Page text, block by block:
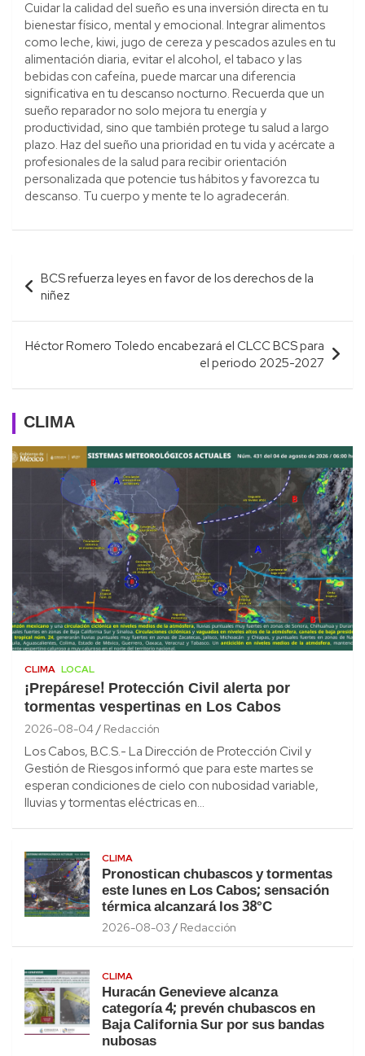
Cuidar la calidad del sueño es una inversión directa en tu
bienestar físico, mental y emocional. Integrar alimentos
como leche, kiwi, jugo de cereza y pescados azules en tu
alimentación diaria, evitar el alcohol, el tabaco y las
bebidas con cafeína, puede marcar una diferencia
significativa en tu descanso nocturno. Recuerda que un
sueño reparador no solo mejora tu energía y
productividad, sino que también protege tu salud a largo
plazo. Haz del sueño una prioridad en tu vida y acércate a
profesionales de la salud para recibir orientación
personalizada que potencie tus hábitos y favorezca tu
descanso. Tu cuerpo y mente te lo agradecerán.
Navegación
de
entradas
BCS refuerza leyes en favor de los derechos de la
niñez
Héctor Romero Toledo encabezará el CLCC BCS para
el periodo 2025-2027
CLIMA
CLIMA LOCAL
¡Prepárese! Protección Civil alerta por
tormentas vespertinas en Los Cabos
2026-08-04 Redacción
Los Cabos, B.C.S.- La Dirección de Protección Civil y
Gestión de Riesgos informó que para este martes se
esperan condiciones de cielo con nubosidad variable,
lluvias y tormentas eléctricas en…
CLIMA
Pronostican chubascos y tormentas
este lunes en Los Cabos; sensación
térmica alcanzará los 38°C
2026-08-03 Redacción
CLIMA
Huracán Genevieve alcanza
categoría 4; prevén chubascos en
Baja California Sur por sus bandas
nubosas